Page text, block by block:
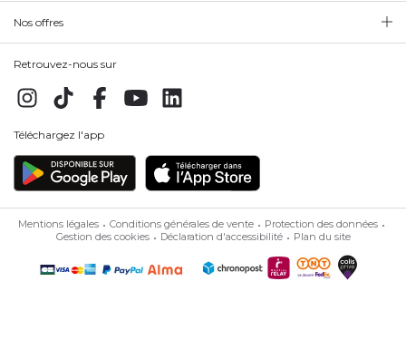
Nos offres
Retrouvez-nous sur
Téléchargez l'app
Mentions légales Conditions générales de vente
Protection des données
Gestion des cookies
Déclaration d'accessibilité Plan du site